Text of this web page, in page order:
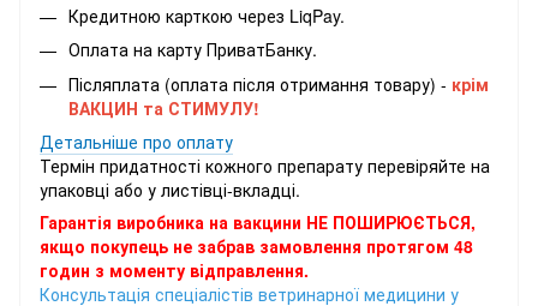
Кредитною карткою через LiqPay.
Оплата на карту ПриватБанку.
Післяплата (оплата після отримання товару) - крім
ВАКЦИН та СТИМУЛУ!
Детальніше про оплату
Термін придатності кожного препарату перевіряйте на
упаковці або у листівці-вкладці.
Гарантія виробника на вакцини НЕ ПОШИРЮЄТЬСЯ,
якщо покупець не забрав замовлення протягом 48
годин з моменту відправлення.
Консультація спеціалістів ветринарної медицини у